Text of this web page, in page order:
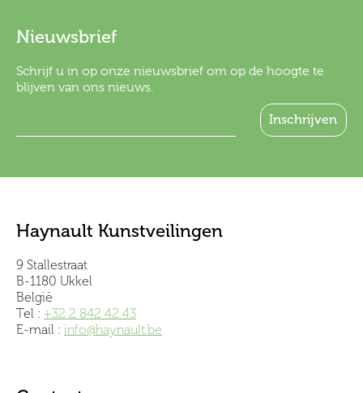
Nieuwsbrief
Schrijf u in op onze nieuwsbrief om op de hoogte te
blijven van ons nieuws.
Haynault Kunstveilingen
9 Stallestraat
B-1180 Ukkel
België
Tel : +32 2 842 42 43
E-mail : info@haynault.be